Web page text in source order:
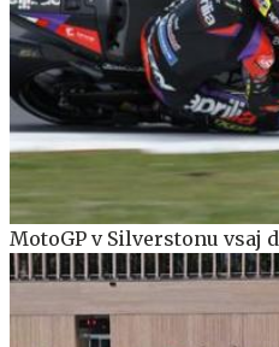
MotoGP v Silverstonu vsaj